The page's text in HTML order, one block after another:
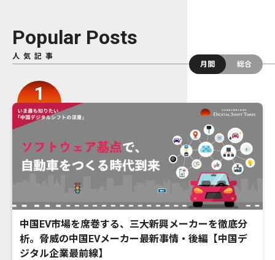
Popular Posts
人気記事
月間
総合
中国EV市場を席巻する、三大新興メーカーを徹底分
析。脅威の中国EVメーカー最新事情・後編【中国デ
ジタル企業最前線】